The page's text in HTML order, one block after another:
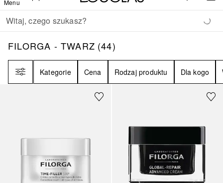
Menu
Wracać
Wykonaj wyszukiwanie
FILORGA - TWARZ44
FILORGA - TWARZ (44)
Kategorie Cena Rodzaj produktu Dla kogo